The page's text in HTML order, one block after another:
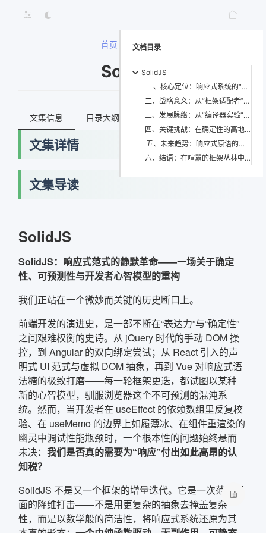
首页 SolidJS
SolidJS
文集信息 目录大纲 最新文档 知识宇宙
文集详情
文集导读
SolidJS
SolidJS：响应式范式的静默革命——一场关于确定
性、可预测性与开发者心智模型的重构
我们正站在一个微妙而关键的历史断口上。
前端开发的演进史，是一部不断在“表达力”与“确定性”
之间艰难权衡的史诗。从 jQuery 时代的手动 DOM 操
控，到 Angular 的双向绑定尝试；从 React 引入的声
明式 UI 范式与虚拟 DOM 抽象，再到 Vue 对响应式语
法糖的极致打磨——每一轮框架更迭，都试图以某种
新的心智模型，驯服浏览器这个不可预测的混沌系
统。然而，当开发者在 useEffect 的依赖数组里反复校
验、在 useMemo 的边界上如履薄冰、在组件重渲染的
幽灵中调试性能瓶颈时，一个根本性的问题始终悬而
未决： 我们是否真的需要为“响应”付出如此高昂的认
知税？
SolidJS 不是又一个框架的增量迭代。它是一次范式层
面的降维打击——不是用更复杂的抽象去掩盖复杂
性，而是以数学般的简洁性，将响应式系统还原为其
文档目录
SolidJS
一、核心定位：响应式系统的“公理化”重建
二、战略意义：从“框架适配者”到“系统设计者”的身份跃迁
三、发展脉络：从“编译器实验”到“全栈原生”的演进逻辑
四、关键挑战：在确定性的高地上，如何安放人类的模糊性？
五、未来趋势：响应式原语的泛化与下沉
六、结语：在喧嚣的框架丛林中，聆听确定性的回响
获取最新文档失败，请稍后重试
确定
复制弹框内信息